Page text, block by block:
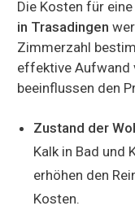
Die Kosten für eine
in Trasadingen
Zimmerzahl
effektive Aufwand
beeinflussen den
Zustand der
Kalk in Bad und
erhöhen den
Kosten.